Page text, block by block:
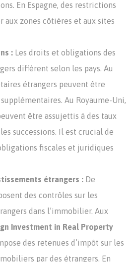
En Espagne, des restrictions
aux zones côtières et aux sites
: Les droits et obligations des
diffèrent selon les pays. Au
étrangers peuvent être
Au Royaume-Uni,
être assujettis à des taux
successions. Il est crucial de
fiscales et juridiques
étrangers : De
des contrôles sur les
dans l’immobilier. Aux
Investment in Real Property
des retenues d’impôt sur les
par des étrangers. En